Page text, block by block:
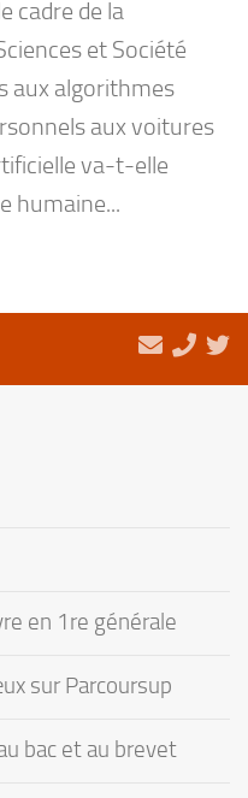
cadre de la
et Société
aux algorithmes
aux voitures
va-t-elle
humaine...
en 1re générale
sur Parcoursup
bac et au brevet